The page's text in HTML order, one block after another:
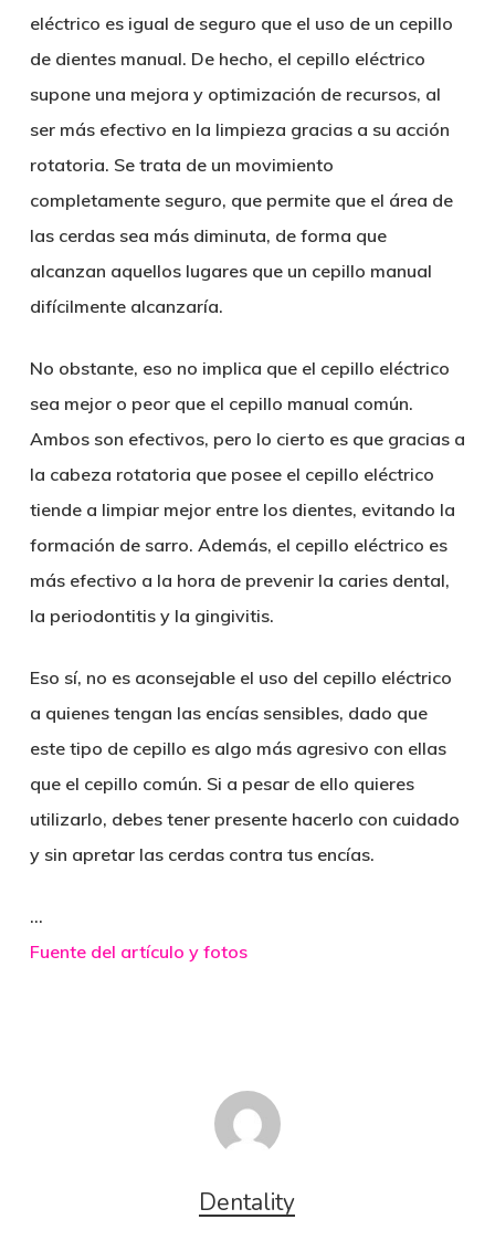
eléctrico es igual de seguro que el uso de un cepillo
de dientes manual. De hecho, el cepillo eléctrico
supone una mejora y optimización de recursos, al
ser más efectivo en la limpieza gracias a su acción
rotatoria. Se trata de un movimiento
completamente seguro, que permite que el área de
las cerdas sea más diminuta, de forma que
alcanzan aquellos lugares que un cepillo manual
difícilmente alcanzaría.
No obstante, eso no implica que el cepillo eléctrico
sea mejor o peor que el cepillo manual común.
Ambos son efectivos, pero lo cierto es que gracias a
la cabeza rotatoria que posee el cepillo eléctrico
tiende a limpiar mejor entre los dientes, evitando la
formación de sarro. Además, el cepillo eléctrico es
más efectivo a la hora de prevenir la caries dental,
la periodontitis y la gingivitis.
Eso sí, no es aconsejable el uso del cepillo eléctrico
a quienes tengan las encías sensibles, dado que
este tipo de cepillo es algo más agresivo con ellas
que el cepillo común. Si a pesar de ello quieres
utilizarlo, debes tener presente hacerlo con cuidado
y sin apretar las cerdas contra tus encías.
…
Fuente del artículo y fotos
Dentality